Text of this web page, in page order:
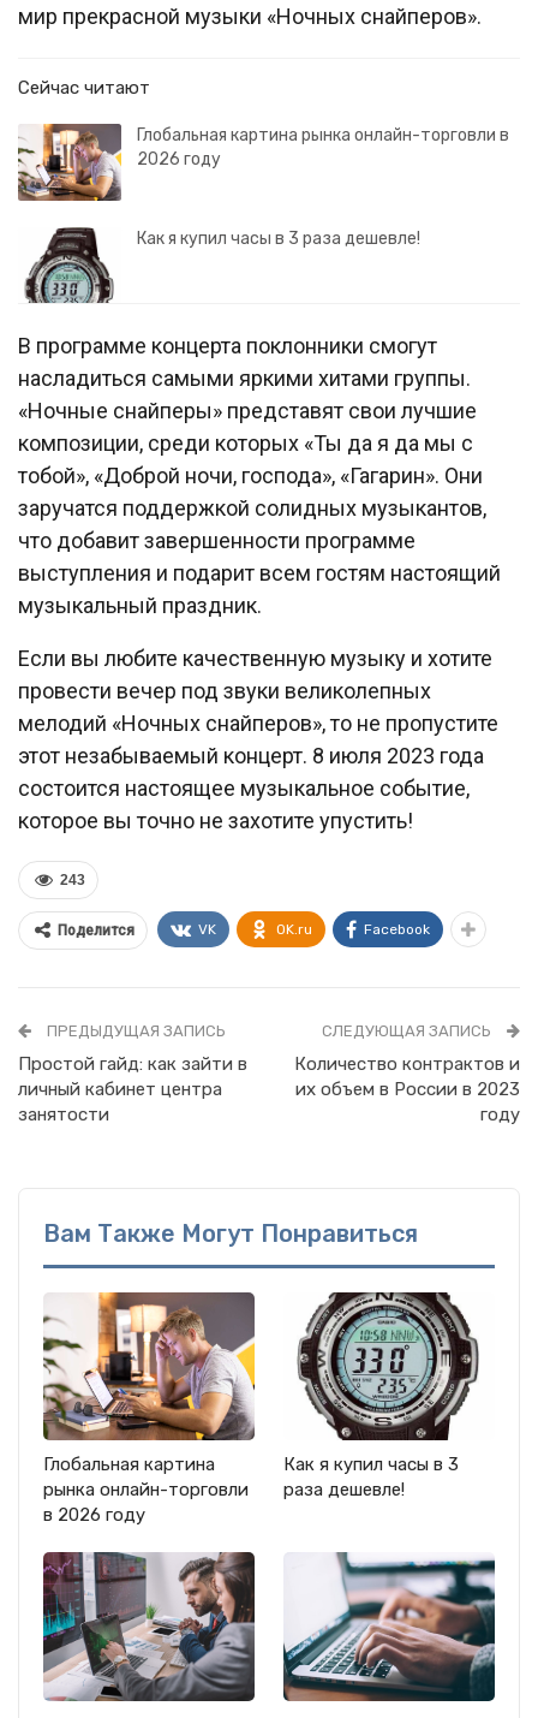
мир прекрасной музыки «Ночных снайперов».
Сейчас читают
Глобальная картина рынка онлайн-торговли в
2026 году
Как я купил часы в 3 раза дешевле!
В программе концерта поклонники смогут
насладиться самыми яркими хитами группы.
«Ночные снайперы» представят свои лучшие
композиции, среди которых «Ты да я да мы с
тобой», «Доброй ночи, господа», «Гагарин». Они
заручатся поддержкой солидных музыкантов,
что добавит завершенности программе
выступления и подарит всем гостям настоящий
музыкальный праздник.
Если вы любите качественную музыку и хотите
провести вечер под звуки великолепных
мелодий «Ночных снайперов», то не пропустите
этот незабываемый концерт. 8 июля 2023 года
состоится настоящее музыкальное событие,
которое вы точно не захотите упустить!
243
Поделится VK OK.ru Facebook
ПРЕДЫДУЩАЯ ЗАПИСЬ
Простой гайд: как зайти в
личный кабинет центра
занятости
СЛЕДУЮЩАЯ ЗАПИСЬ
Количество контрактов и
их объем в России в 2023
году
Вам Также Могут Понравиться
Глобальная картина
рынка онлайн-торговли
в 2026 году
Как я купил часы в 3
раза дешевле!